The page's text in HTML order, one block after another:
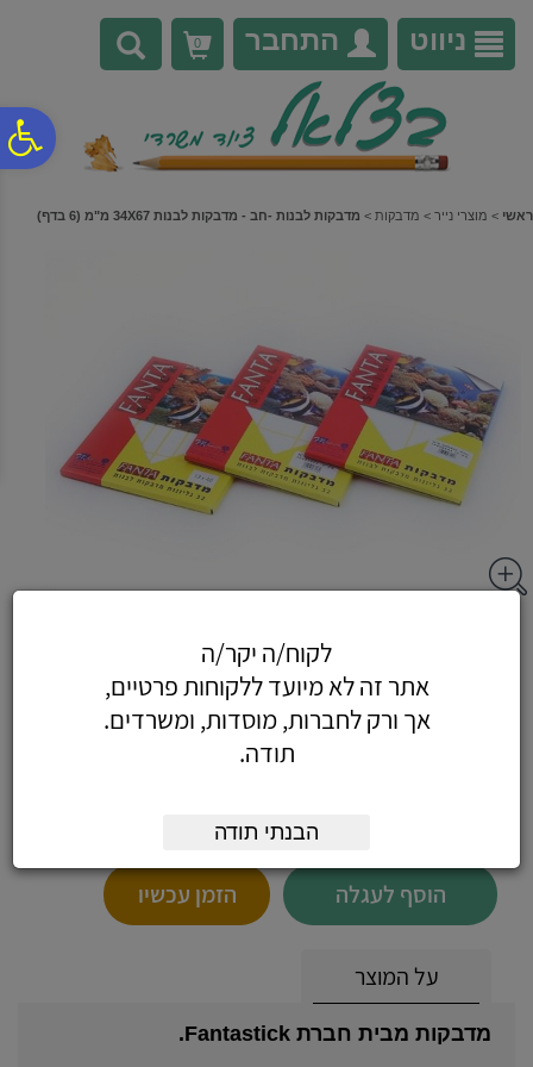
נגישות
אתר
המרכזי
ניווט התחבר 0
ראשי > מוצרי נייר > מדבקות > מדבקות לבנות -חב - מדבקות לבנות 34X67 מ"מ (6 בדף)
מ"מ (6 בדף)
הוסף לעגלה הזמן עכשיו
על המוצר
מדבקות מבית חברת Fantastick.
לקוח/ה יקר/ה
אתר זה לא מיועד ללקוחות פרטיים,
אך ורק לחברות, מוסדות, ומשרדים.
תודה.
הבנתי תודה